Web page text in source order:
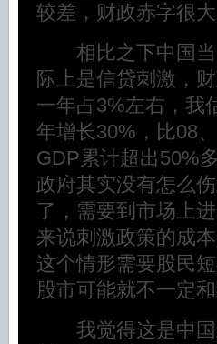
较差，财政赤字很
相比之下中国当
际上是信贷刺激，
一年占3%左右，我
年增长30%，比08
GDP累计超出50%
政府其实没有怎么
了，需要到市场上
来说刺激政策的成
这个情形需要股民
股市可能就不一定
我觉得这是中国